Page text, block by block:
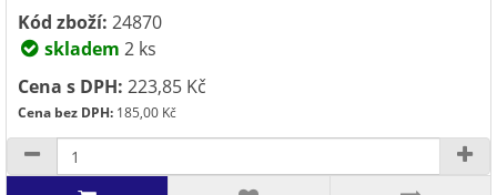
Kód zboží: 24870
skladem 2 ks
Cena s DPH: 223,85 Kč
Cena bez DPH: 185,00 Kč